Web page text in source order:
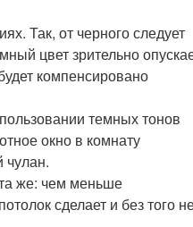
Так, от черного следует
цвет зрительно
компенсировано
темных тонов
окно в комнату
чулан.
же: чем меньше
сделает и без того